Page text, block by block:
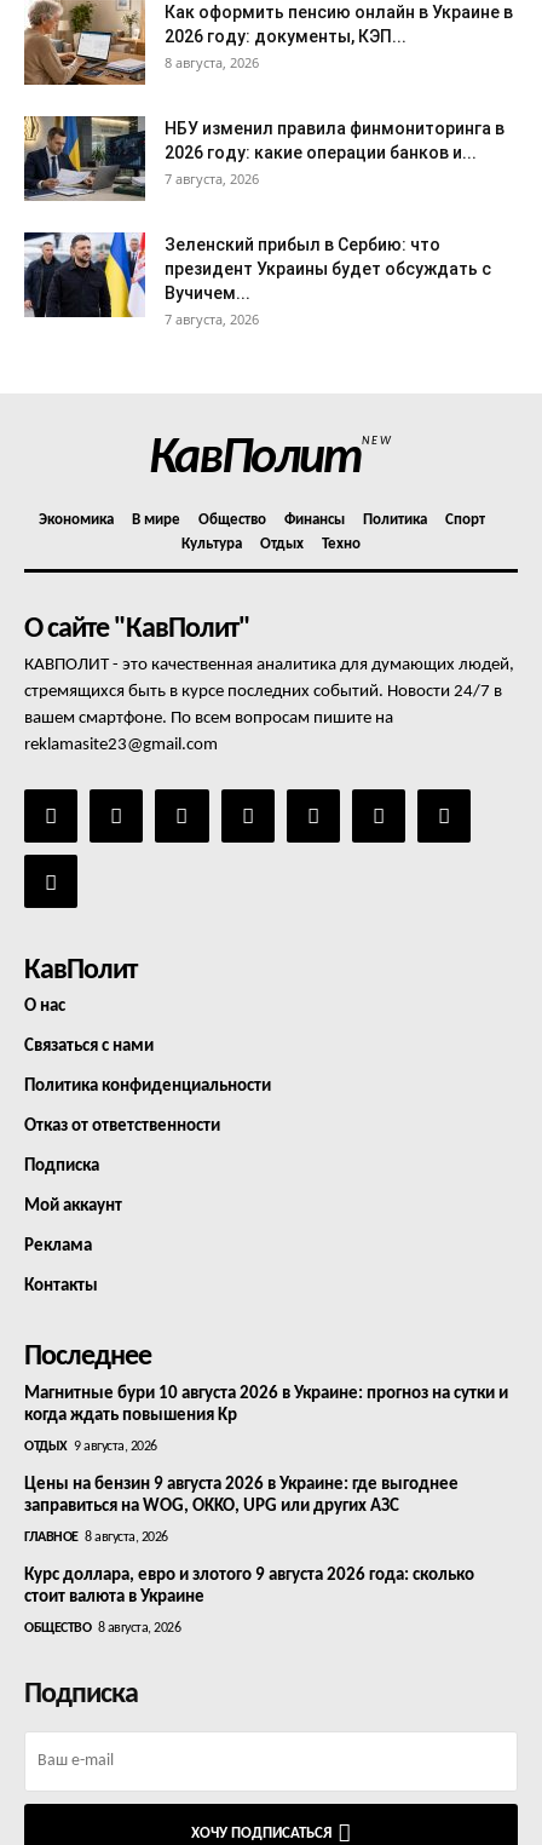
Как оформить пенсию онлайн в Украине в
2026 году: документы, КЭП...
8 августа, 2026
НБУ изменил правила финмониторинга в
2026 году: какие операции банков и...
7 августа, 2026
Зеленский прибыл в Сербию: что
президент Украины будет обсуждать с
Вучичем...
7 августа, 2026
КавПолитNEW
Экономика В мире Общество Финансы Политика
Спорт
Культура
Отдых Техно
О сайте "КавПолит"
КАВПОЛИТ - это качественная аналитика для думающих людей,
стремящихся быть в курсе последних событий. Новости 24/7 в
вашем смартфоне. По всем вопросам пишите на
reklamasite23@gmail.com
КавПолит
О нас
Связаться с нами
Политика конфиденциальности
Отказ от ответственности
Подписка
Мой аккаунт
Реклама
Контакты
Последнее
Магнитные бури 10 августа 2026 в Украине: прогноз на сутки и
когда ждать повышения Kp
ОТДЫХ 9 августа, 2026
Цены на бензин 9 августа 2026 в Украине: где выгоднее
заправиться на WOG, OKKO, UPG или других АЗС
ГЛАВНОЕ 8 августа, 2026
Курс доллара, евро и злотого 9 августа 2026 года: сколько
стоит валюта в Украине
ОБЩЕСТВО 8 августа, 2026
Подписка
ХОЧУ ПОДПИСАТЬСЯ